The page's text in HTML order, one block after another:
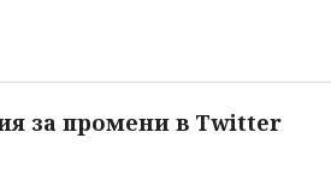
за промени в Twitter